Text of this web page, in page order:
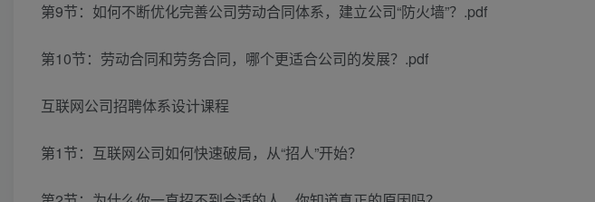
第9节：如何不断优化完善公司劳动合同体系，建立公司“防火墙”？.pdf
第10节：劳动合同和劳务合同，哪个更适合公司的发展？.pdf
互联网公司招聘体系设计课程
第1节：互联网公司如何快速破局，从“招人”开始？